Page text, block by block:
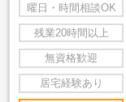
曜日・時間相談OK
残業20時間以上
無資格歓迎
居宅経験あり